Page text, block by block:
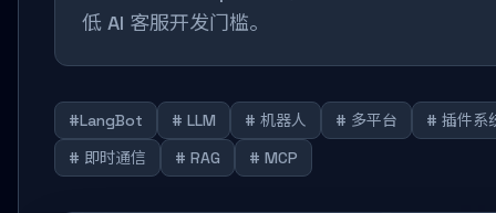
低 AI 客服开发门槛。
#LangBot # LLM # 机器人 # 多平台
# 插件系
# 即时通信
# RAG # MCP